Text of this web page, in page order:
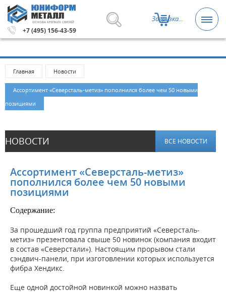
ОСНОВА КРЕПКИХ СВЯЗЕЙ
+7 (495) 156-43-59
Загрузка...
рублей.Метизы и крепежные изделия оптом.
Главная Новости
Ассортимент «Северсталь-метиз» пополнился более чем 50 новыми
позициями
НОВОСТИ ВСЕ НОВОСТИ
Ассортимент «Северсталь-метиз»
пополнился более чем 50 новыми
позициями
Cодержание:
За прошедший год группа предприятий «Северсталь-
метиз» презентовала свыше 50 новинок (компания входит
в состав «Северстали»). Настоящим прорывом стали
сэндвич-панели, при изготовлении которых используется
фибра Хендикс.
Еще одной достойной новинкой можно назвать